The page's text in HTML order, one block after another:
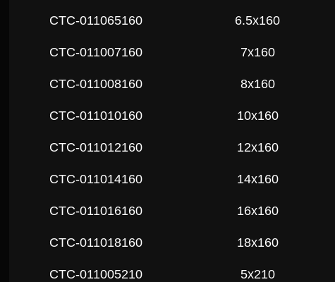
СTC-011065160 6.5x160
СTC-011007160 7x160
СTC-011008160 8x160
СTC-011010160 10x160
СTC-011012160 12x160
СTC-011014160 14x160
СTC-011016160 16x160
СTC-011018160 18x160
СTC-011005210 5x210